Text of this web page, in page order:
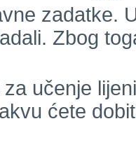
zadatke.
Zbog
učenje
ćete